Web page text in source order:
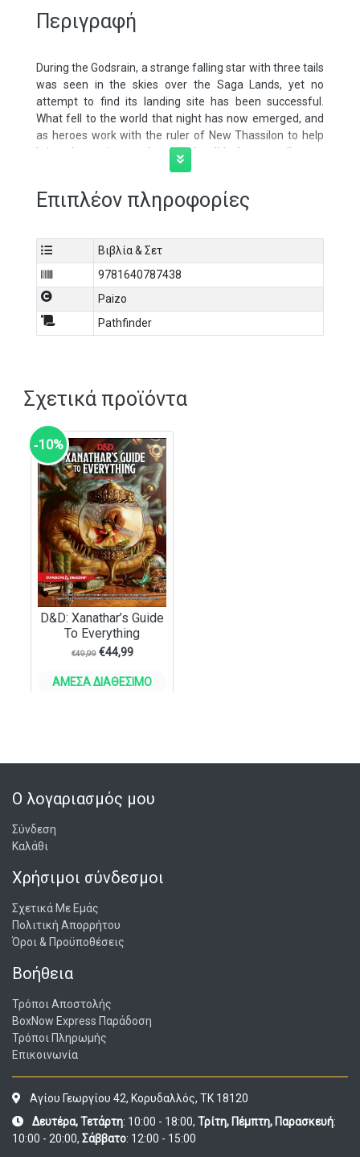
Περιγραφή
During the Godsrain, a strange falling star with three tails
was seen in the skies over the Saga Lands, yet no
attempt to find its landing site has been successful.
What fell to the world that night has now emerged, and
as heroes work with the ruler of New Thassilon to help
bring the nation to the global political stage, disaster
strikes as a foe thought long dead rises and returns for
is a Pathfinder adventure for four
Revenge of the Runelords Adventure Path, a three-part
monthly campaign in which a group of mythic
powerful and legendary foes in Pathfinder’s history,
concluding an epic story nearly 2 decades in the telling.
This adventure also includes information about Nocticula
Helt, James Jacobs, and Erin Roberts.
Επιπλέον πληροφορίες
Βιβλία & Σετ
9781640787438
Paizo
Pathfinder
Σχετικά προϊόντα
‑10%
D&D: Xanathar’s Guide
To Everything
€49,99 €44,99
ΆΜΕΣΑ ΔΙΑΘΈΣΙΜΟ
Ο λογαριασμός μου
Σύνδεση
Καλάθι
Χρήσιμοι σύνδεσμοι
Σχετικά Με Εμάς
Πολιτική Απορρήτου
Όροι & Προϋποθέσεις
Βοήθεια
Τρόποι Αποστολής
BoxNow Express Παράδοση
Τρόποι Πληρωμής
Επικοινωνία
Αγίου Γεωργίου 42, Κορυδαλλός, ΤΚ 18120
Δευτέρα, Τετάρτη: 10:00 - 18:00, Τρίτη, Πέμπτη, Παρασκευή:
10:00 - 20:00, Σάββατο: 12:00 - 15:00